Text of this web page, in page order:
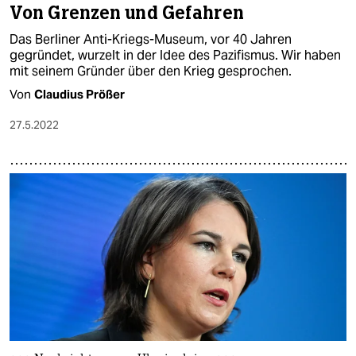
Von Grenzen und Gefahren
Das Berliner Anti-Kriegs-Museum, vor 40 Jahren
gegründet, wurzelt in der Idee des Pazifismus. Wir haben
mit seinem Gründer über den Krieg gesprochen.
Von Claudius Prößer
27.5.2022